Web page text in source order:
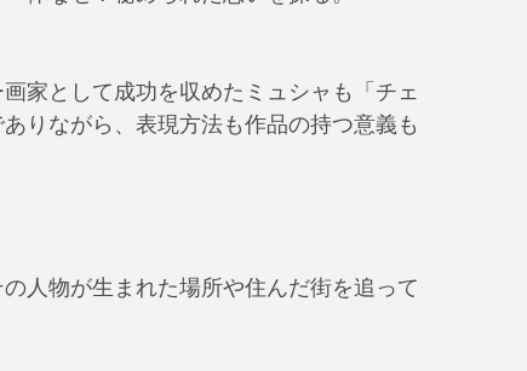
家として成功を収めたミュシャも「チェ
りながら、表現方法も作品の持つ意義も
人物が生まれた場所や住んだ街を追って